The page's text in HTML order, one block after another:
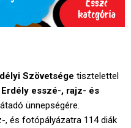
Szövetsége tisztelettel
esszé-, rajz- és
ünnepségére.
, és fotópályázatra 114 diák